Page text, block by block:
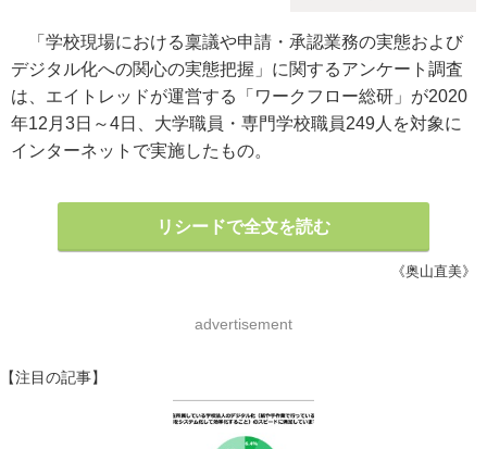
「学校現場における稟議や申請・承認業務の実態および
デジタル化への関心の実態把握」に関するアンケート調査
は、エイトレッドが運営する「ワークフロー総研」が2020
年12月3日～4日、大学職員・専門学校職員249人を対象に
インターネットで実施したもの。
リシードで全文を読む
《奥山直美》
advertisement
【注目の記事】